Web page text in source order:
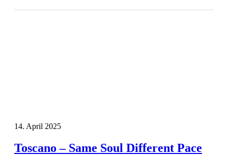
14. April 2025
Toscano – Same Soul Different Pace